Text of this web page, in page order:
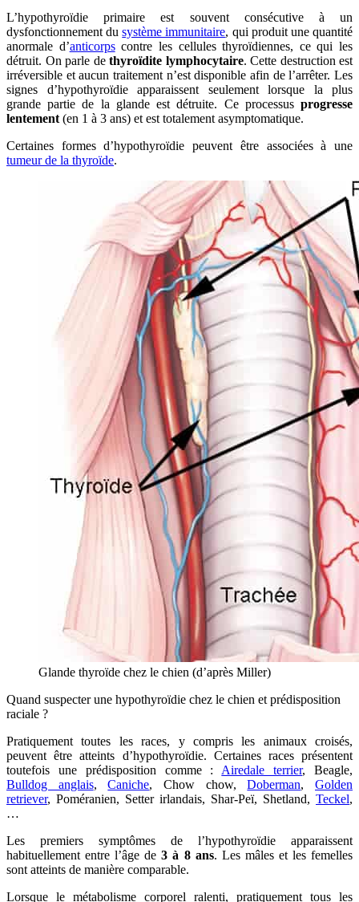
L’hypothyroïdie primaire est souvent consécutive à un
dysfonctionnement dusystème immunitaire, qui produit une quantité
anormale d’anticorpscontre les cellules thyroïdiennes, ce qui les
détruit. On parle de thyroïdite lymphocytaire. Cette destruction est
irréversible et aucun traitement n’est disponible afin de l’arrêter. Les
signes d’hypothyroïdie apparaissent seulement lorsque la plus
grande partie de la glande est détruite. Ce processus progresse
lentement (en 1 à 3 ans) et est totalement asymptomatique.
Certaines formes d’hypothyroïdie peuvent être associées à une
tumeur de la thyroïde.
Glande thyroïde chez le chien (d’après Miller)
Quand suspecter une hypothyroïdie chez le chien et prédisposition
raciale ?
Pratiquement toutes les races, y compris les animaux croisés,
peuvent être atteints d’hypothyroïdie. Certaines races présentent
toutefois une prédisposition comme : Airedale terrier, Beagle,
Bulldog anglais,Caniche, Chow chow,Doberman,Golden
retriever, Poméranien, Setter irlandais, Shar-Peï, Shetland, Teckel,
…
Les premiers symptômes de l’hypothyroïdie apparaissent
habituellement entre l’âge de3 à 8 ans. Les mâles et les femelles
sont atteints de manière comparable.
Lorsque le métabolisme corporel ralenti, pratiquement tous les